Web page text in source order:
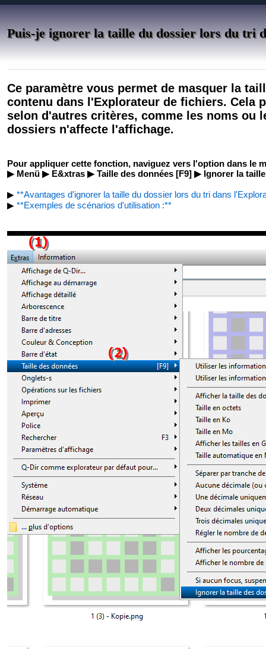
Puis-je ignorer la taille du dossier lors du tri
Ce paramètre vous permet de masquer la
contenu dans l'Explorateur de fichiers. Cela
selon d'autres critères, comme les noms ou
dossiers n'affecte l'affichage.
Pour appliquer cette fonction, naviguez vers l'option dans le
▶ Menü ▶ E&xtras ▶ Taille des données [F9] ▶ Ignorer la
▶ **Avantages d'ignorer la taille du dossier lors du tri dans
▶ **Exemples de scénarios d'utilisation :**